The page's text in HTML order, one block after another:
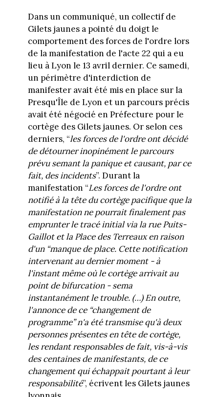
Dans un communiqué, un collectif de
Gilets jaunes a pointé du doigt le
comportement des forces de l'ordre lors
de la manifestation de l'acte 22 qui a eu
lieu à Lyon le 13 avril dernier. Ce samedi,
un périmètre d'interdiction de
manifester avait été mis en place sur la
Presqu'Île de Lyon et un parcours précis
avait été négocié en Préfecture pour le
cortège des Gilets jaunes. Or selon ces
derniers, “les forces de l'ordre ont décidé
de détourner inopinément le parcours
prévu semant la panique et causant, par ce
fait, des incidents”. Durant la
manifestation “Les forces de l'ordre ont
notifié à la tête du cortège pacifique que la
manifestation ne pourrait finalement pas
emprunter le tracé initial via la rue Puits-
Gaillot et la Place des Terreaux en raison
d'un “manque de place. Cette notification
intervenant au dernier moment - à
l'instant même où le cortège arrivait au
point de bifurcation - sema
instantanément le trouble. (…) En outre,
l'annonce de ce “changement de
programme” n'a été transmise qu'à deux
personnes présentes en tête de cortège,
les rendant responsables de fait, vis-à-vis
des centaines de manifestants, de ce
changement qui échappait pourtant à leur
responsabilité”, écrivent les Gilets jaunes